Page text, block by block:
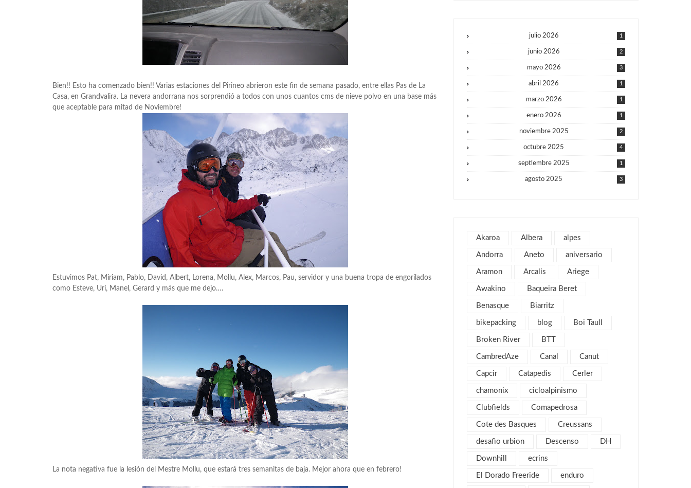
Bien!! Esto ha comenzado bien!! Varias estaciones del Pirineo abrieron este fin de semana pasado, entre ellas Pas de La
Casa, en Grandvalira. La nevera andorrana nos sorprendió a todos con unos cuantos cms de nieve polvo en una base más
que aceptable para mitad de Noviembre!
Estuvimos Pat, Miriam, Pablo, David, Albert, Lorena, Mollu, Alex, Marcos, Pau, servidor y una buena tropa de engorilados
como Esteve, Uri, Manel, Gerard y más que me dejo….
La nota negativa fue la lesión del Mestre Mollu, que estará tres semanitas de baja. Mejor ahora que en febrero!
julio 2026 1
junio 2026 2
mayo 2026 3
abril 2026 1
marzo 2026 1
enero 2026 1
noviembre 2025 2
octubre 2025 4
septiembre 2025 1
agosto 2025 3
abril 2019
marzo 2019
febrero 2019
enero 2019
diciembre 2018
julio 2018
febrero 2018
enero 2018
noviembre 2017
Akaroa Albera alpes
Andorra Aneto aniversario
Aramon Arcalis Ariege
Awakino Baqueira Beret
Benasque Biarritz
bikepacking blog Boi Taull
Broken River BTT
CambredAze Canal Canut
Capcir Catapedis Cerler
chamonix cicloalpinismo
Clubfields Comapedrosa
Cote des Basques Creussans
desafio urbion Descenso DH
Downhill ecrins
El Dorado Freeride enduro